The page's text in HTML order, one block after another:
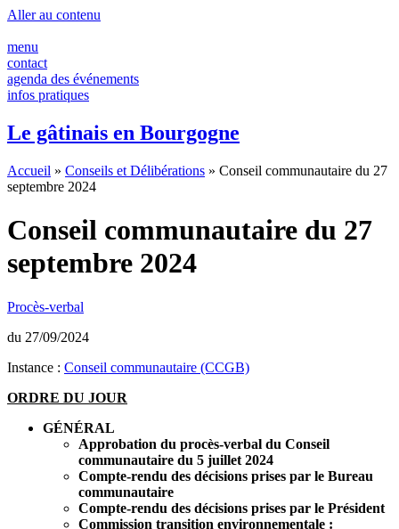
Panneau de gestion des cookies
Aller au contenu
menu
contact
agenda des événements
infos pratiques
Le gâtinais en Bourgogne
Accueil » Conseils et Délibérations » Conseil communautaire du 27
septembre 2024
Conseil communautaire du 27
septembre 2024
Procès-verbal
du 27/09/2024
Instance : Conseil communautaire (CCGB)
ORDRE DU JOUR
GÉNÉRAL
Approbation du procès-verbal du Conseil
communautaire du 5 juillet 2024
Compte-rendu des décisions prises par le Bureau
communautaire
Compte-rendu des décisions prises par le Président
Commission transition environnementale :